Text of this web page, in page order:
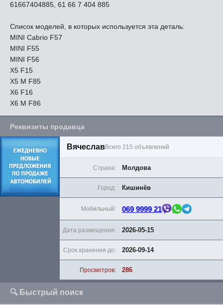
61667404885, 61 66 7 404 885
Список моделей, в которых используется эта деталь:
MINI Cabrio F57
MINI F55
MINI F56
X5 F15
X5 M F85
X6 F16
X6 M F86
Реквизиты продавца
ВячеславВсего 215 объявлений
Страна: Молдова
Дата размещения: 2026-05-15
Город: Кишинёв
Срок хранения до: 2026-09-14
Мобильный: 069 9999 21
Просмотров: 286
🔍 Быстрый поиск